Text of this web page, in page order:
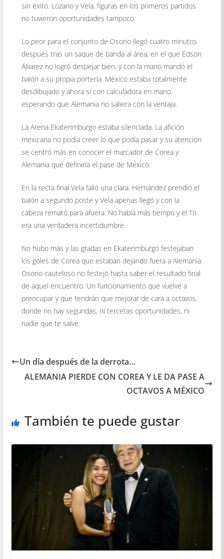
sin éxito. Lozano y Vela, figuras en los primeros partidos
no tuvieron oportunidades tampoco.
Lo peor para el conjunto de Osorio llegó cuatro minutos
después tras un saque de banda al área, en el que Edson
Álvarez no logró despejar bien, y con la mano mandó el
balón a su propia portería. México estaba totalmente
desdibujado y ahora sí con calculadora en mano,
esperando que Alemania no saliera con la ventaja.
La Arena Ekaterimburgo estaba silenciada. La afición
mexicana no podía creer lo que podía pasar y su atención
se centró más en conocer el marcador de Corea y
Alemania que definiría el pase de México.
En la recta final Vela falló una clara. Hernández prendió el
balón a segundo poste y Vela apenas llegó y con la
cabeza remató para afuera. No había más tiempo y el Tri
era una verdadera incertidumbre.
No hubo más y las gradas en Ekaterimburgo festejaban
los goles de Corea que estaban dejando fuera a Alemania.
Osorio cauteloso no festejó hasta saber el resultado final
de aquel encuentro. Un funcionamiento que vuelve a
preocupar y que tendrán que mejorar de cara a octavos,
donde no hay segundas, ni terceras oportunidades, ni
nadie que te salve.
Un día después de la derrota…
ALEMANIA PIERDE CON COREA Y LE DA PASE A
OCTAVOS A MÉXICO
También te puede gustar